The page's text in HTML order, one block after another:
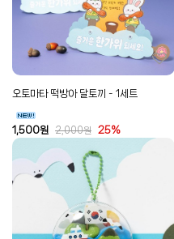
오토마타 떡방아 달토끼 - 1세트
1,500원 2,000원 25%